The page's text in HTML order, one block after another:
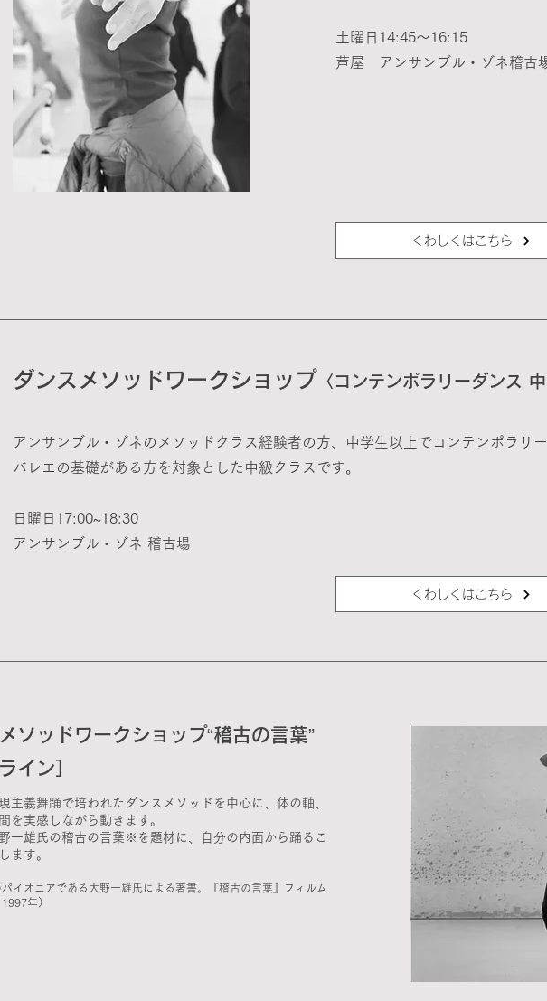
土曜日14:45〜16:15
芦屋 アンサンブル・ゾネ稽古
くわしくはこちら
ダンスメソッドワークショップ 〈コンテンポラリーダンス 中
アンサンブル・ゾネのメソッドクラス経験者の方、中学生以上でコンテンポラリ
バレエの基礎がある方を対象とした中級クラスです。
日曜日17:00~18:30
​アンサンブル・ゾネ 稽古場
くわしくはこちら
ソッドワークショップ“稽古の言葉”
イン］
主義舞踊で培われたダンスメソッドを中心に、体の軸、
を実感しながら動きます。
一雄氏の稽古の言葉※を題材に、自分の内面から踊るこ
ます。
イオニアである大野一雄氏による著書。『稽古の言葉』フィルム
年）